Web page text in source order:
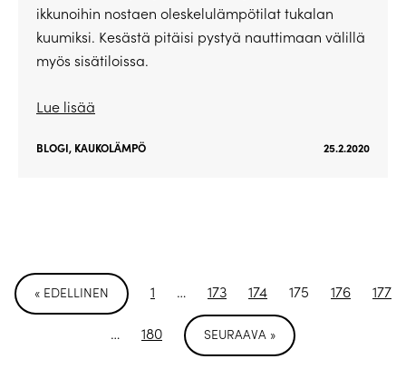
ikkunoihin nostaen oleskelulämpötilat tukalan
kuumiksi. Kesästä pitäisi pystyä nauttimaan välillä
myös sisätiloissa.
Lue lisää
BLOGI, KAUKOLÄMPÖ 25.2.2020
« EDELLINEN 1 … 173 174 175 176 177
… 180 SEURAAVA »